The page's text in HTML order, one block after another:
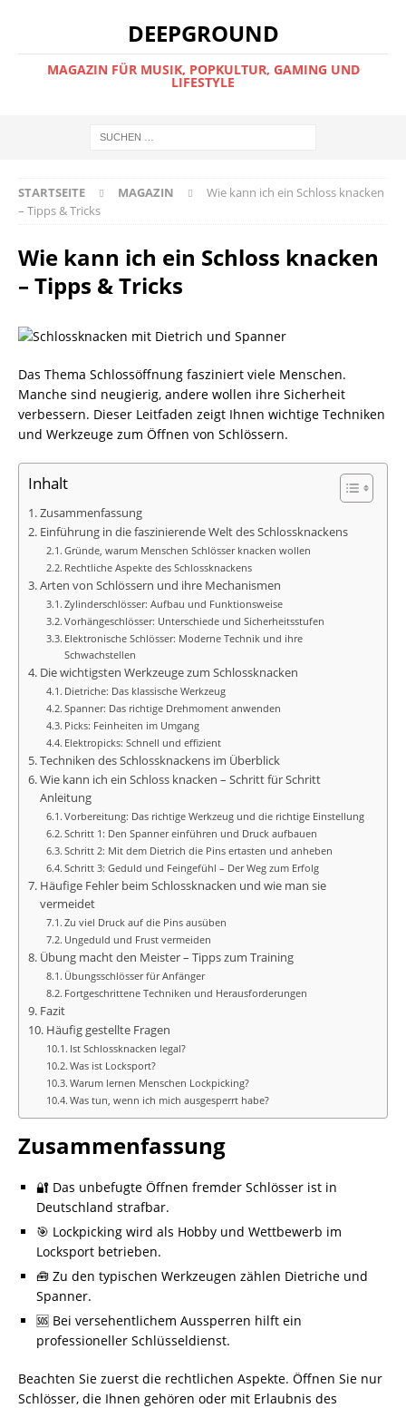
DEEPGROUND
MAGAZIN FÜR MUSIK, POPKULTUR, GAMING UND
LIFESTYLE
STARTSEITE MAGAZIN
Wie kann ich ein Schloss knacken
– Tipps & Tricks
Wie kann ich ein Schloss knacken
– Tipps & Tricks
Das Thema Schlossöffnung fasziniert viele Menschen.
Manche sind neugierig, andere wollen ihre Sicherheit
verbessern. Dieser Leitfaden zeigt Ihnen wichtige Techniken
und Werkzeuge zum Öffnen von Schlössern.
Inhalt
Zusammenfassung
Einführung in die faszinierende Welt des Schlossknackens
Gründe, warum Menschen Schlösser knacken wollen
Rechtliche Aspekte des Schlossknackens
Arten von Schlössern und ihre Mechanismen
Zylinderschlösser: Aufbau und Funktionsweise
Vorhängeschlösser: Unterschiede und Sicherheitsstufen
Elektronische Schlösser: Moderne Technik und ihre
Schwachstellen
Die wichtigsten Werkzeuge zum Schlossknacken
Dietriche: Das klassische Werkzeug
Spanner: Das richtige Drehmoment anwenden
Picks: Feinheiten im Umgang
Elektropicks: Schnell und effizient
Techniken des Schlossknackens im Überblick
Wie kann ich ein Schloss knacken – Schritt für Schritt
Anleitung
Vorbereitung: Das richtige Werkzeug und die richtige Einstellung
Schritt 1: Den Spanner einführen und Druck aufbauen
Schritt 2: Mit dem Dietrich die Pins ertasten und anheben
Schritt 3: Geduld und Feingefühl – Der Weg zum Erfolg
Häufige Fehler beim Schlossknacken und wie man sie
vermeidet
Zu viel Druck auf die Pins ausüben
Ungeduld und Frust vermeiden
Übung macht den Meister – Tipps zum Training
Übungsschlösser für Anfänger
Fortgeschrittene Techniken und Herausforderungen
Fazit
Häufig gestellte Fragen
Ist Schlossknacken legal?
Was ist Locksport?
Warum lernen Menschen Lockpicking?
Was tun, wenn ich mich ausgesperrt habe?
Zusammenfassung
🔐 Das unbefugte Öffnen fremder Schlösser ist in
Deutschland strafbar.
🎯 Lockpicking wird als Hobby und Wettbewerb im
Locksport betrieben.
🧰 Zu den typischen Werkzeugen zählen Dietriche und
Spanner.
🆘 Bei versehentlichem Aussperren hilft ein
professioneller Schlüsseldienst.
Beachten Sie zuerst die rechtlichen Aspekte. Öffnen Sie nur
Schlösser, die Ihnen gehören oder mit Erlaubnis des